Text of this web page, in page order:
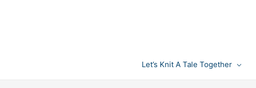
Let’s Knit A Tale Together